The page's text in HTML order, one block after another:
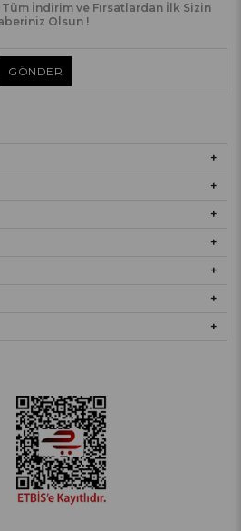
İndirim ve Fırsatlardan İlk Sizin
Olsun !
GÖNDER